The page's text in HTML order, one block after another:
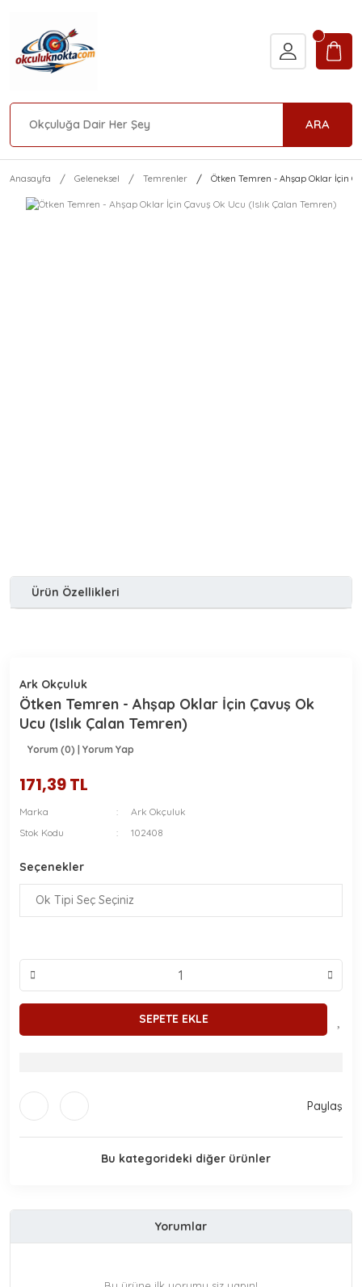
ARA
Anasayfa Geleneksel Temrenler Ötken Temren - Ahşap Oklar İçin
Ürün Özellikleri
Kartlara Taksit İmkanı
Ark Okçuluk
Ötken Temren - Ahşap Oklar İçin Çavuş Ok
Ucu (Islık Çalan Temren)
Yorum (0) | Yorum Yap
171,39 TL
Marka
Ark Okçuluk
Stok Kodu
102408
Seçenekler
SEPETE EKLE
Paylaş
Bu kategorideki diğer ürünler
Yorumlar